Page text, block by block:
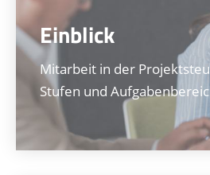
Einblick
Mitarbeit in der
Stufen und